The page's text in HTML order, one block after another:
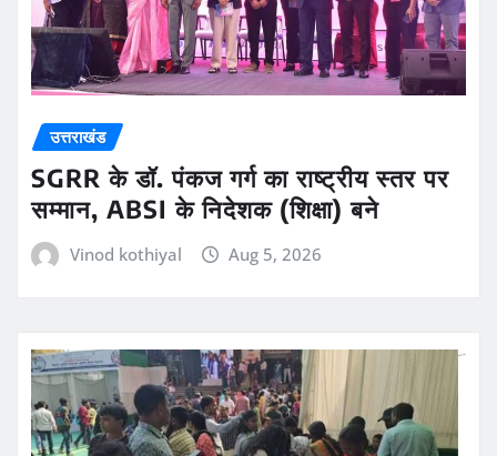
उत्तराखंड
SGRR के डॉ. पंकज गर्ग का राष्ट्रीय स्तर पर
सम्मान, ABSI के निदेशक (शिक्षा) बने
Vinod kothiyal Aug 5, 2026